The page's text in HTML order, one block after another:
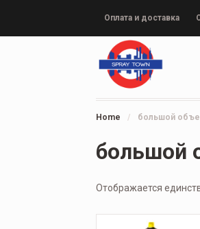
Оплата и доставка
Home / большой
большой
Отображается